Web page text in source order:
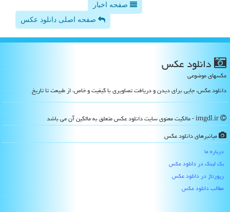
صفحه اخبار
صفحه اصلی دانلود عکس
دانلود عكس
عکسهای موضوعی
دانلود عکس، جایی برای دیدن و دریافت تصاویری با کیفیت و خاص، از طبیعت تا تاریخ
میانبرهای دانلود عكس
درباره ما
بک لینک در دانلود عكس
رپورتاژ در دانلود عكس
مطالب دانلود عكس